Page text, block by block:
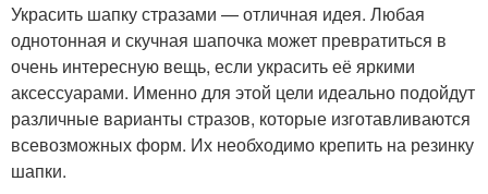
Украсить шапку стразами — отличная идея. Любая
однотонная и скучная шапочка может превратиться в
очень интересную вещь, если украсить её яркими
аксессуарами. Именно для этой цели идеально подойдут
различные варианты стразов, которые изготавливаются
всевозможных форм. Их необходимо крепить на резинку
шапки.